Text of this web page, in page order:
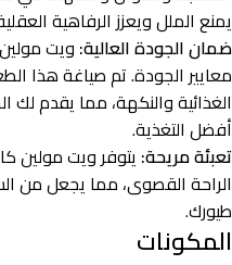
يمنع الملل ويعزز الرفاهية
ضمان الجودة العالية: ويت
معايير الجودة. تم صياغة هذا
الغذائية والنكهة، مما يقدم لك
أفضل التغذية.
تعبئة مريحة: يتوفر ويت مولين
الراحة القصوى، مما يجعل من
طيورك.
المكونات